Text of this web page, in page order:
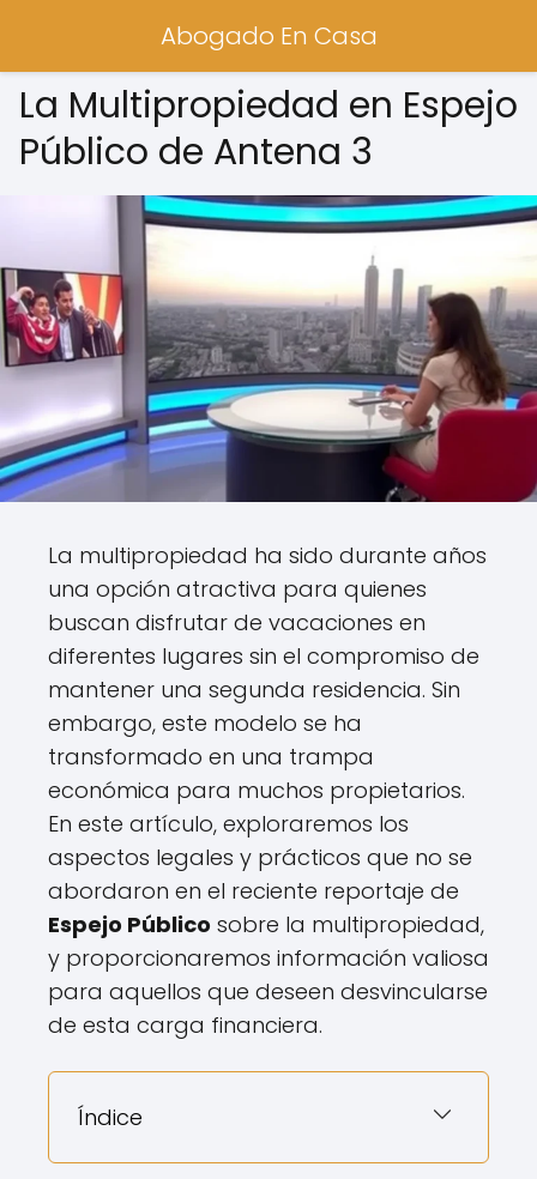
Abogado En Casa
La Multipropiedad en Espejo
Público de Antena 3
La multipropiedad ha sido durante años
una opción atractiva para quienes
buscan disfrutar de vacaciones en
diferentes lugares sin el compromiso de
mantener una segunda residencia. Sin
embargo, este modelo se ha
transformado en una trampa
económica para muchos propietarios.
En este artículo, exploraremos los
aspectos legales y prácticos que no se
abordaron en el reciente reportaje de
Espejo Público sobre la multipropiedad,
y proporcionaremos información valiosa
para aquellos que deseen desvincularse
de esta carga financiera.
Índice